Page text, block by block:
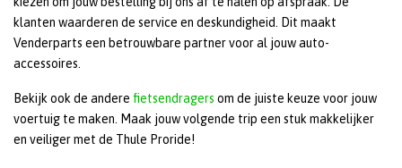
klanten waarderen de service en deskundigheid. Dit maakt
Venderparts een betrouwbare partner voor al jouw auto-
accessoires.
Bekijk ook de andere fietsendragers om de juiste keuze voor jouw
voertuig te maken. Maak jouw volgende trip een stuk makkelijker
en veiliger met de Thule Proride!